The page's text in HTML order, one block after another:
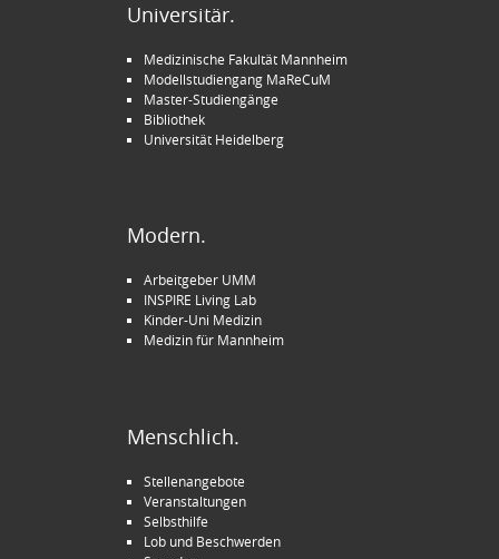
Universitär.
Medizinische Fakultät Mannheim
Modellstudiengang MaReCuM
Master-Studiengänge
Bibliothek
Universität Heidelberg
Modern.
Arbeitgeber UMM
INSPIRE Living Lab
Kinder-Uni Medizin
Medizin für Mannheim
Menschlich.
Stellenangebote
Veranstaltungen
Selbsthilfe
Lob und Beschwerden